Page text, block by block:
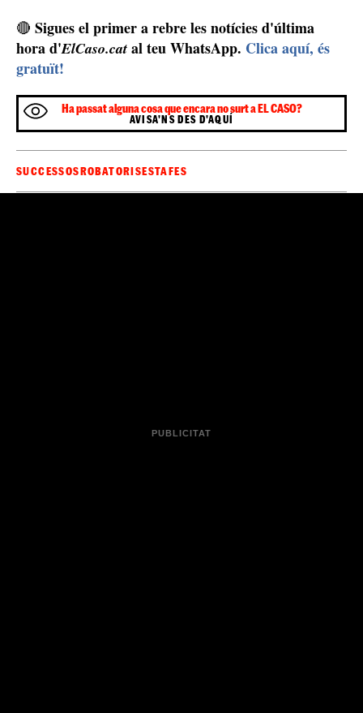
🔴 Sigues el primer a rebre les notícies d'última
hora d'ElCaso.cat al teu WhatsApp. Clica aquí, és
gratuït!
Ha passat alguna cosa que encara no surt a EL CASO?
AVISA'NS DES D'AQUÍ
SUCCESSOSROBATORISESTAFES